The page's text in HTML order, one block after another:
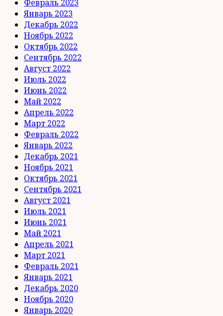
Февраль 2023
Январь 2023
Декабрь 2022
Ноябрь 2022
Октябрь 2022
Сентябрь 2022
Август 2022
Июль 2022
Июнь 2022
Май 2022
Апрель 2022
Март 2022
Февраль 2022
Январь 2022
Декабрь 2021
Ноябрь 2021
Октябрь 2021
Сентябрь 2021
Август 2021
Июль 2021
Июнь 2021
Май 2021
Апрель 2021
Март 2021
Февраль 2021
Январь 2021
Декабрь 2020
Ноябрь 2020
Январь 2020